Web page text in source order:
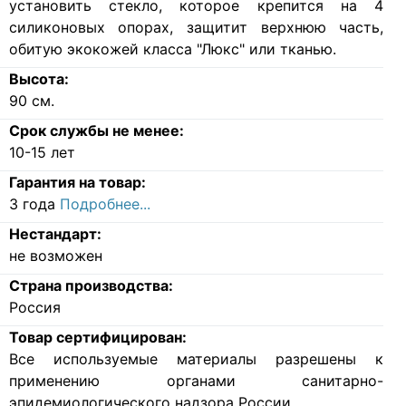
установить стекло, которое крепится на 4
силиконовых опорах, защитит верхнюю часть,
обитую экокожей класса "Люкс" или тканью.
Высота:
90 см.
Срок службы не менее:
10-15 лет
Гарантия на товар:
3 года Подробнее...
Нестандарт:
не возможен
Страна производства:
Россия
Товар сертифицирован:
Все используемые материалы разрешены к
применению органами санитарно-
эпидемиологического надзора России